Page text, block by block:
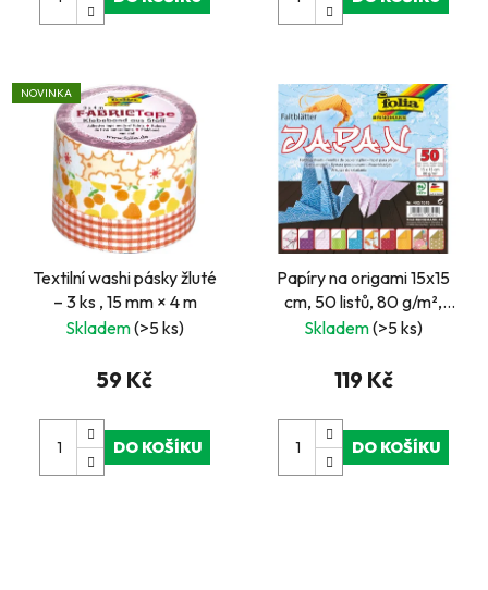
NOVINKA
Textilní washi pásky žluté
– 3 ks , 15 mm × 4 m
Skladem(>5 ks)
59 Kč
DO KOŠÍKU
Papíry na origami 15x15
cm, 50 listů, 80 g/m²,
JAPAN
Skladem(>5 ks)
119 Kč
DO KOŠÍKU